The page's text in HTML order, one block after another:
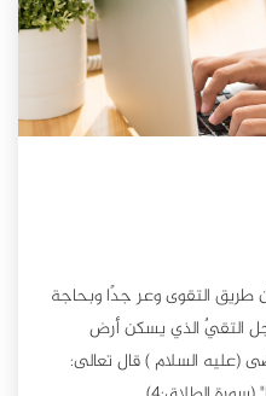
وقضت علی بسماتي البكر أيّام
بنيتي.... إنّ أقسی ما في
في عمرك الاتي... وتبصري يا
للتائهين نجومه... والغيث
والأمل... وارتدي ثوب
طريق التقوى وعر جدًا وبحاجة
التقيٌ الذي يسكن أرض
(عليه السلام ) قال تعالى: